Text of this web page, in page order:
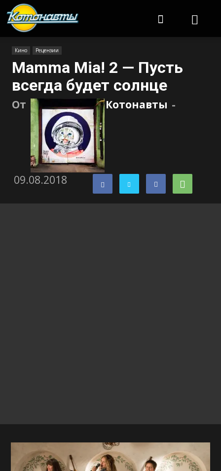
Кино Рецензии
Mamma Mia! 2 — Пусть
всегда будет солнце
От Котонавты -
09.08.2018